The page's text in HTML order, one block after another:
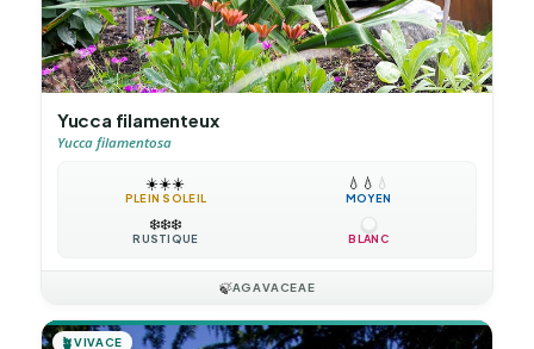
Yucca filamenteux
Yucca filamentosa
☀️☀️☀️
PLEIN SOLEIL
💧 💧 💧
MOYEN
❄️❄️❄️
RUSTIQUE BLANC
🍃AGAVACEAE
🪴VIVACE